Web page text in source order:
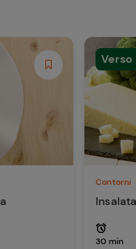
Contorni
30 min